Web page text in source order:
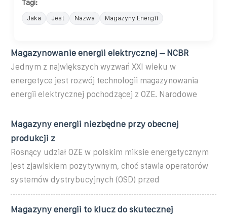
Tagi:
Jaka Jest Nazwa Magazyny Energii
Magazynowanie energii elektrycznej – NCBR
Jednym z największych wyzwań XXI wieku w
energetyce jest rozwój technologii magazynowania
energii elektrycznej pochodzącej z OZE. Narodowe
Magazyny energii niezbędne przy obecnej
produkcji z
Rosnący udział OZE w polskim miksie energetycznym
jest zjawiskiem pozytywnym, choć stawia operatorów
systemów dystrybucyjnych (OSD) przed
Magazyny energii to klucz do skutecznej